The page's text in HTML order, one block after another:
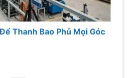
Thanh Bao Phủ Mọi Góc